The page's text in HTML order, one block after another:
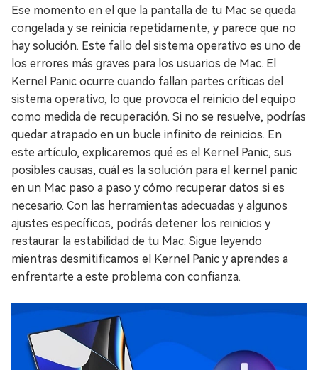
Ese momento en el que la pantalla de tu Mac se queda
congelada y se reinicia repetidamente, y parece que no
hay solución. Este fallo del sistema operativo es uno de
los errores más graves para los usuarios de Mac. El
Kernel Panic ocurre cuando fallan partes críticas del
sistema operativo, lo que provoca el reinicio del equipo
como medida de recuperación. Si no se resuelve, podrías
quedar atrapado en un bucle infinito de reinicios. En
este artículo, explicaremos qué es el Kernel Panic, sus
posibles causas, cuál es la solución para el kernel panic
en un Mac paso a paso y cómo recuperar datos si es
necesario. Con las herramientas adecuadas y algunos
ajustes específicos, podrás detener los reinicios y
restaurar la estabilidad de tu Mac. Sigue leyendo
mientras desmitificamos el Kernel Panic y aprendes a
enfrentarte a este problema con confianza.